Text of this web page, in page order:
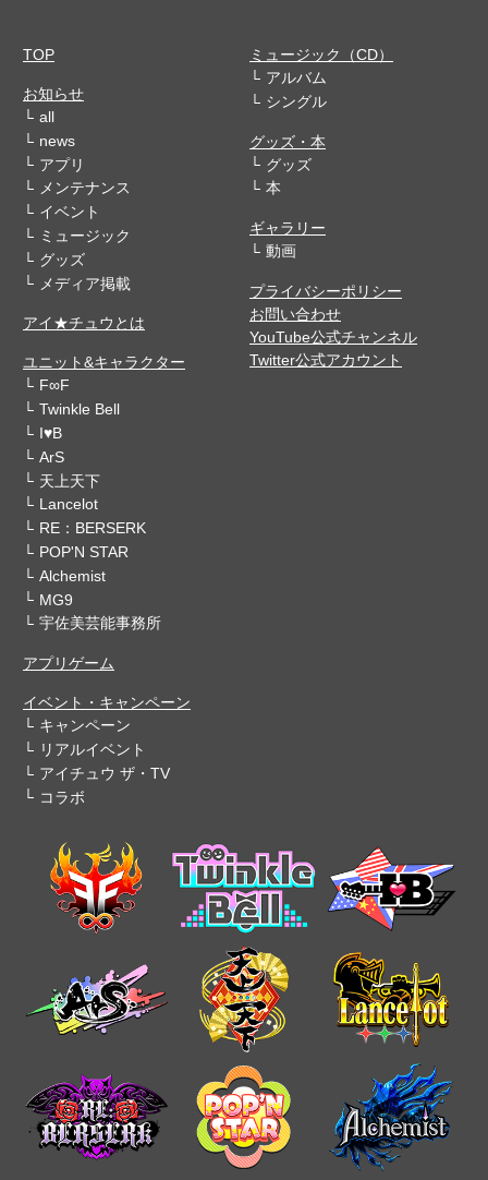
TOP
お知らせ
all
news
アプリ
メンテナンス
イベント
ミュージック
グッズ
メディア掲載
アイ★チュウとは
ユニット&キャラクター
F∞F
Twinkle Bell
I♥B
ArS
天上天下
Lancelot
RE：BERSERK
POP'N STAR
Alchemist
MG9
宇佐美芸能事務所
アプリゲーム
イベント・キャンペーン
キャンペーン
リアルイベント
アイチュウ ザ・TV
コラボ
ミュージック（CD）
アルバム
シングル
グッズ・本
グッズ
本
ギャラリー
動画
プライバシーポリシー
お問い合わせ
YouTube公式チャンネル
Twitter公式アカウント